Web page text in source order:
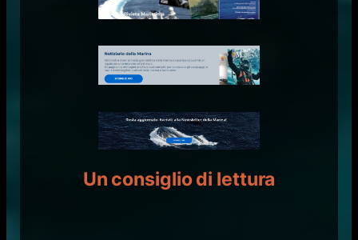
Un consiglio di lettura